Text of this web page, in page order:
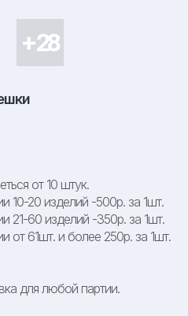
от 10 штук.
10-20 изделий -500р. за 1шт.
21-60 изделий -350р. за 1шт.
от 61шт. и более 250р. за 1шт.
для любой партии.